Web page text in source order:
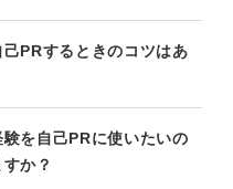
PRするときのコツはあ
を自己PRに使いたいの
か？